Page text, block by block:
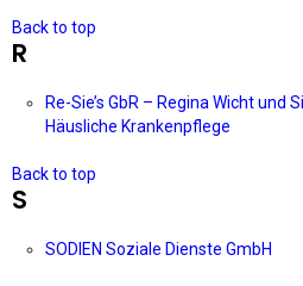
Back to top
R
Re-Sie’s GbR – Regina Wicht und
Häusliche Krankenpflege
Back to top
S
SODIEN Soziale Dienste GmbH